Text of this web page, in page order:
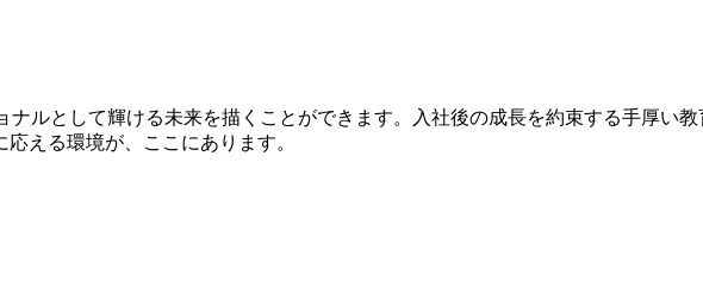
ルとして輝ける未来を描くことができます。入社後の成長を約束する手厚い
える環境が、ここにあります。